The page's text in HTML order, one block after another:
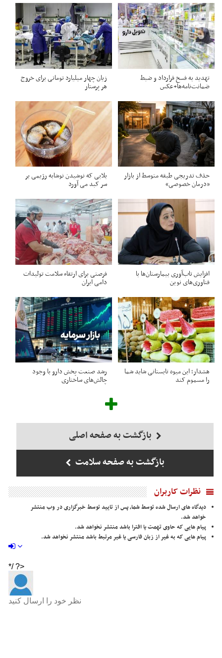
تهدید به فسخ قرارداد و ضبط
ضمانت‌نامه‌ها+عکس
زیان چهار میلیارد تومانی برای خروج
هر پرستار
حذف تدریجی طبقه متوسط از بازار
«درمان خصوصی»
بلایی که نوشیدن نوشابه رژیمی بر
سر کبد می آورد
افزایش تاب‌آوری بیمارستان‌ها با
فناوری‌های نوین
فرصتی برای ارتقاء سلامت تولیدات
دامی ایران
هشدار؛ این میوه تابستانی شاید شما
را مسموم کند
رشد صنعت پخش دارو با وجود
چالش‌های ساختاری
بازگشت به صفحه اصلی
بازگشت به صفحه سلامت
نظرات کاربران
دیدگاه های ارسال شده توسط شما، پس از تایید توسط خبرگزاری در وب منتشر
خواهد شد.
پیام هایی که حاوی تهمت یا افترا باشد منتشر نخواهد شد.
پیام هایی که به غیر از زبان فارسی یا غیر مرتبط باشد منتشر نخواهد شد.